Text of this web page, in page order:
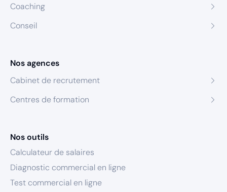
Coaching
Conseil
Nos agences
Cabinet de recrutement
Centres de formation
Nos outils
Calculateur de salaires
Diagnostic commercial en ligne
Test commercial en ligne